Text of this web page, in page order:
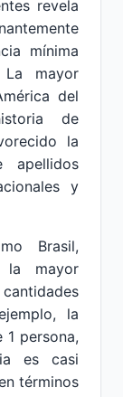
revela
mínima
mayor
del
de
la
apellidos
y
Brasil,
la mayor
la
1 persona,
es casi
términos